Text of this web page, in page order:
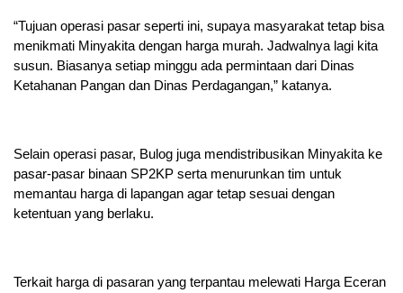
“Tujuan operasi pasar seperti ini, supaya masyarakat tetap bisa
menikmati Minyakita dengan harga murah. Jadwalnya lagi kita
susun. Biasanya setiap minggu ada permintaan dari Dinas
Ketahanan Pangan dan Dinas Perdagangan,” katanya.
Selain operasi pasar, Bulog juga mendistribusikan Minyakita ke
pasar-pasar binaan SP2KP serta menurunkan tim untuk
memantau harga di lapangan agar tetap sesuai dengan
ketentuan yang berlaku.
Terkait harga di pasaran yang terpantau melewati Harga Eceran